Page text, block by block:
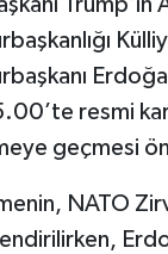
resmi
geçmesi
NATO